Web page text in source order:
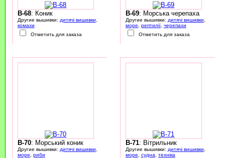
B-68: Коник
Другие вышивки: дитячі вишивки
комахи
Отметить для заказа
B-69: Морська черепаха
Другие вышивки: дитячі вишивки
море
рептилії, черепахи
Отметить для заказа
B-70: Морський коник
Другие вышивки: дитячі вишивки
море
риби
B-71: Вітрильник
Другие вышивки: дитячі вишивки
море
судна
техніка